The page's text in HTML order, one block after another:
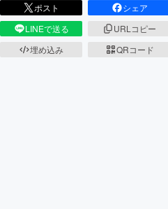
ポスト
シェア
LINEで送る
URLコピー
埋め込み
QRコード